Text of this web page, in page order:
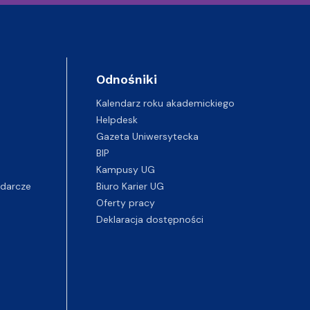
Odnośniki
Kalendarz roku akademickiego
Helpdesk
Gazeta Uniwersytecka
BIP
Kampusy UG
Biuro Karier UG
Oferty pracy
Deklaracja dostępności